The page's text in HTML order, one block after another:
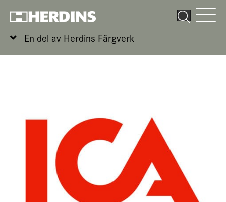
En del av Herdins Färgverk